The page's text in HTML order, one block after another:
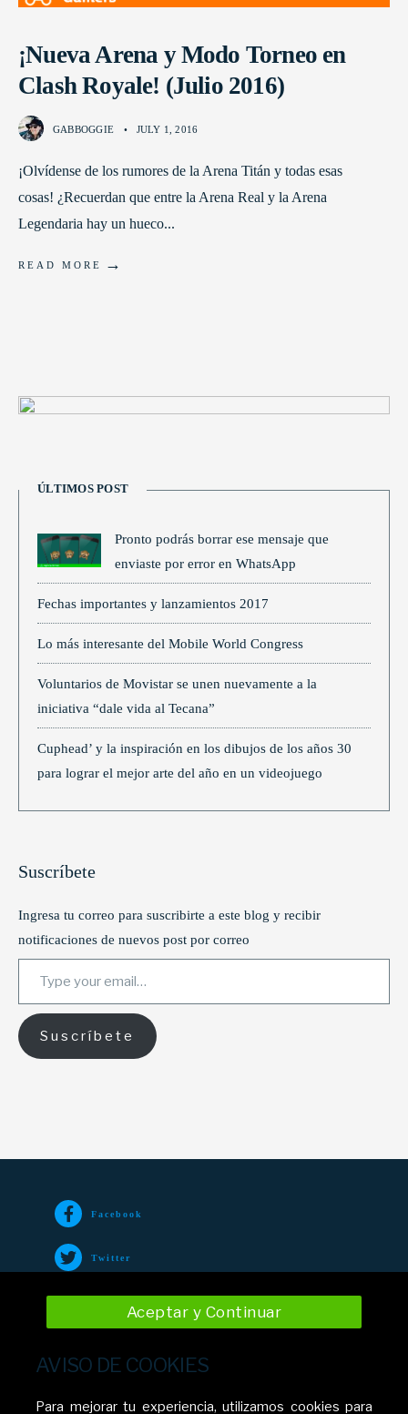
¡Nueva Arena y Modo Torneo en
Clash Royale! (Julio 2016)
GABBOGGIE • JULY 1, 2016
¡Olvídense de los rumores de la Arena Titán y todas esas
cosas! ¿Recuerdan que entre la Arena Real y la Arena
Legendaria hay un hueco...
READ MORE →
ÚLTIMOS POST
Pronto podrás borrar ese mensaje que
enviaste por error en WhatsApp
Fechas importantes y lanzamientos 2017
Lo más interesante del Mobile World Congress
Voluntarios de Movistar se unen nuevamente a la
iniciativa “dale vida al Tecana”
Cuphead’ y la inspiración en los dibujos de los años 30
para lograr el mejor arte del año en un videojuego
Suscríbete
Ingresa tu correo para suscribirte a este blog y recibir
notificaciones de nuevos post por correo
Type your email…
Suscríbete
Facebook
Twitter
AVISO DE COOKIES
Para mejorar tu experiencia, utilizamos cookies para
Aceptar y Continuar